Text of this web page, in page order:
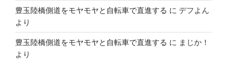
豊玉陸橋側道をモヤモヤと自転車で直進する に デフよん
より
豊玉陸橋側道をモヤモヤと自転車で直進する に まじか！
より